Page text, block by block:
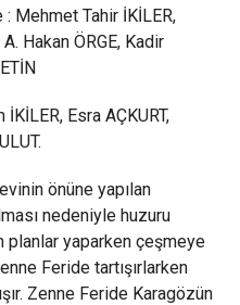
Mehmet Tahir İKİLER,
Hakan ÖRGE, Kadir
Esra AÇKURT,
önüne yapılan
nedeniyle huzuru
planlar yaparken çeşmeye
Feride tartışırlarken
Zenne Feride Karagözün